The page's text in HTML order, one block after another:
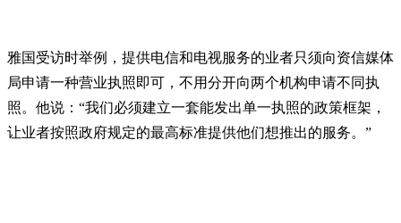
雅国受访时举例，提供电信和电视服务的业者只须向资信媒体
局申请一种营业执照即可，不用分开向两个机构申请不同执
照。他说：“我们必须建立一套能发出单一执照的政策框架，
让业者按照政府规定的最高标准提供他们想推出的服务。”